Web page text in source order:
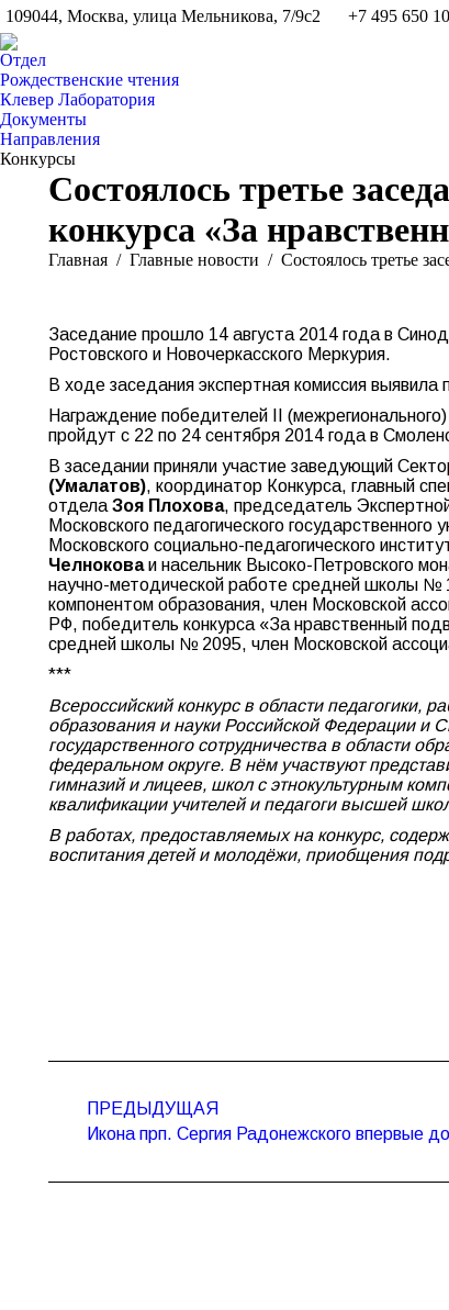
109044, Москва, улица Мельникова, 7/9с2 +7 495 650
Отдел
Рождественские чтения
Клевер Лаборатория
Документы
Направления
Конкурсы
Состоялось третье
конкурса «За
Вы здесь:
Главная Главные новости Состоялось третье
Заседание прошло 14 августа 2014 года в
Ростовского и Новочеркасского Меркурия.
В ходе заседания экспертная комиссия
Награждение победителей II
пройдут с 22 по 24 сентября 2014 года в
В заседании приняли участие заведующий
(Умалатов), координатор Конкурса, главный
отдела Зоя Плохова, председатель
Московского педагогического государственного
Московского социально-педагогического
Челноковаи насельник Высоко-Петровского
научно-методической работе средней школы №
компонентом образования, член Московской
РФ, победитель конкурса «За нравственный
средней школы № 2095, член Московской
***
Всероссийский конкурс в области
образования и науки Российской Федерации и
государственного сотрудничества в области
федеральном округе. В нём участвуют
гимназий и лицеев, школ с этнокультурным
квалификации учителей и педагоги высшей
В работах, предоставляемых на конкурс,
воспитания детей и молодёжи, приобщения
записям
ПРЕДЫДУЩАЯ
Предыдущая
Икона прп. Сергия Радонежского впервые